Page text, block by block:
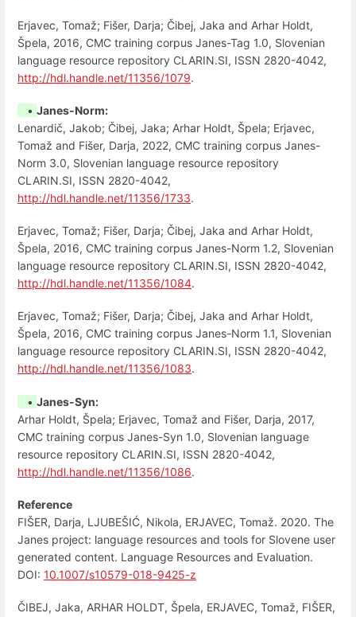
Erjavec, Tomaž; Fišer, Darja; Čibej, Jaka and Arhar Holdt,
Špela, 2016, CMC training corpus Janes-Tag 1.0, Slovenian
language resource repository CLARIN.SI, ISSN 2820-4042,
http://hdl.handle.net/11356/1079.
• Janes-Norm:
Lenardič, Jakob; Čibej, Jaka; Arhar Holdt, Špela; Erjavec,
Tomaž and Fišer, Darja, 2022, CMC training corpus Janes-
Norm 3.0, Slovenian language resource repository
CLARIN.SI, ISSN 2820-4042,
http://hdl.handle.net/11356/1733.
Erjavec, Tomaž; Fišer, Darja; Čibej, Jaka and Arhar Holdt,
Špela, 2016, CMC training corpus Janes-Norm 1.2, Slovenian
language resource repository CLARIN.SI, ISSN 2820-4042,
http://hdl.handle.net/11356/1084.
Erjavec, Tomaž; Fišer, Darja; Čibej, Jaka and Arhar Holdt,
Špela, 2016, CMC training corpus Janes-Norm 1.1, Slovenian
language resource repository CLARIN.SI, ISSN 2820-4042,
http://hdl.handle.net/11356/1083.
• Janes-Syn:
Arhar Holdt, Špela; Erjavec, Tomaž and Fišer, Darja, 2017,
CMC training corpus Janes-Syn 1.0, Slovenian language
resource repository CLARIN.SI, ISSN 2820-4042,
http://hdl.handle.net/11356/1086.
Reference
FIŠER, Darja, LJUBEŠIĆ, Nikola, ERJAVEC, Tomaž. 2020. The
Janes project: language resources and tools for Slovene user
generated content. Language Resources and Evaluation.
DOI: 10.1007/s10579-018-9425-z
ČIBEJ, Jaka, ARHAR HOLDT, Špela, ERJAVEC, Tomaž, FIŠER,